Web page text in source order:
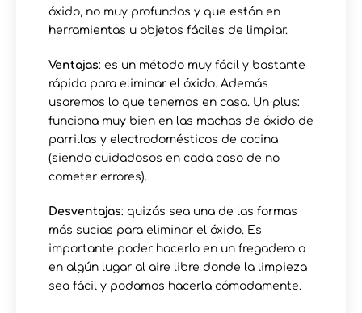
óxido, no muy profundas y que están en
herramientas u objetos fáciles de limpiar.
Ventajas: es un método muy fácil y bastante
rápido para eliminar el óxido. Además
usaremos lo que tenemos en casa. Un plus:
funciona muy bien en las machas de óxido de
parrillas y electrodomésticos de cocina
(siendo cuidadosos en cada caso de no
cometer errores).
Desventajas: quizás sea una de las formas
más sucias para eliminar el óxido. Es
importante poder hacerlo en un fregadero o
en algún lugar al aire libre donde la limpieza
sea fácil y podamos hacerla cómodamente.